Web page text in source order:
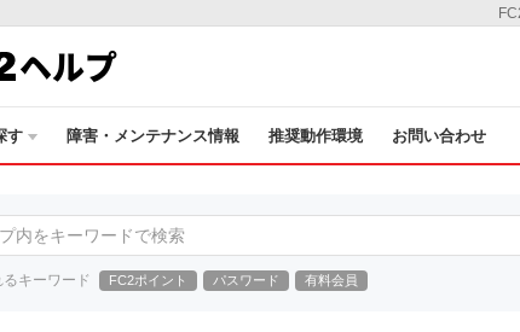
ヘルプ
す 障害・メンテナンス情報 推奨動作環境 お問い合わせ
キーワード FC2ポイント パスワード 有料会員